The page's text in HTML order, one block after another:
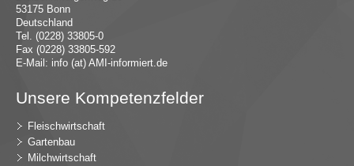
53175 Bonn
Deutschland
Tel. (0228) 33805-0
Fax (0228) 33805-592
E-Mail: info (at) AMI-informiert.de
Unsere Kompetenzfelder
Fleischwirtschaft
Gartenbau
Milchwirtschaft